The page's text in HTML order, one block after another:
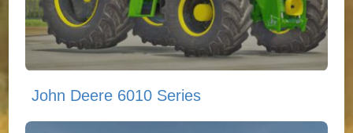
John Deere 6010 Series